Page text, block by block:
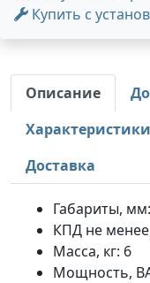
Купить с
Описание
Характеристики
Доставка
Габариты,
КПД не
Масса, кг: 6
Мощность,